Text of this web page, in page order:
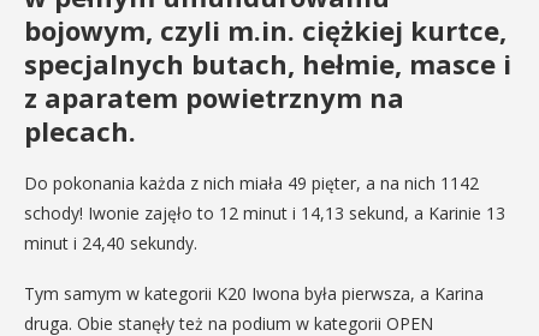
bojowym, czyli m.in. ciężkiej kurtce,
specjalnych butach, hełmie, masce i
z aparatem powietrznym na
plecach.
Do pokonania każda z nich miała 49 pięter, a na nich 1142
schody! Iwonie zajęło to 12 minut i 14,13 sekund, a Karinie 13
minut i 24,40 sekundy.
Tym samym w kategorii K20 Iwona była pierwsza, a Karina
druga. Obie stanęły też na podium w kategorii OPEN